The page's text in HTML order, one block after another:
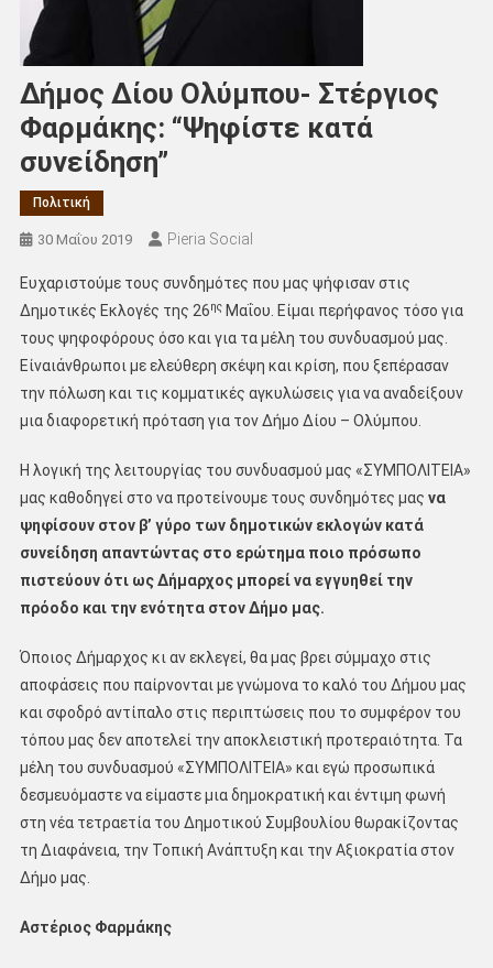
Δήμος Δίου Ολύμπου- Στέργιος
Φαρμάκης: “Ψηφίστε κατά
συνείδηση”
Πολιτική
30 Μαΐου 2019 Pieria Social
Ευχαριστούμε τους συνδημότες που μας ψήφισαν στις
Δημοτικές Εκλογές της 26ηςΜαΐου. Είμαι περήφανος τόσο για
τους ψηφοφόρους όσο και για τα μέλη του συνδυασμού μας.
Είναιάνθρωποι με ελεύθερη σκέψη και κρίση, που ξεπέρασαν
την πόλωση και τις κομματικές αγκυλώσεις για να αναδείξουν
μια διαφορετική πρόταση για τον Δήμο Δίου – Ολύμπου.
Η λογική της λειτουργίας του συνδυασμού μας «ΣΥΜΠΟΛΙΤΕΙΑ»
μας καθοδηγεί στο να προτείνουμε τους συνδημότες μας να
ψηφίσουν στον β’ γύρο των δημοτικών εκλογών κατά
συνείδηση απαντώντας στο ερώτημα ποιο πρόσωπο
πιστεύουν ότι ως Δήμαρχος μπορεί να εγγυηθεί την
πρόοδο και την ενότητα στον Δήμο μας.
Όποιος Δήμαρχος κι αν εκλεγεί, θα μας βρει σύμμαχο στις
αποφάσεις που παίρνονται με γνώμονα το καλό του Δήμου μας
και σφοδρό αντίπαλο στις περιπτώσεις που το συμφέρον του
τόπου μας δεν αποτελεί την αποκλειστική προτεραιότητα. Τα
μέλη του συνδυασμού «ΣΥΜΠΟΛΙΤΕΙΑ» και εγώ προσωπικά
δεσμευόμαστε να είμαστε μια δημοκρατική και έντιμη φωνή
στη νέα τετραετία του Δημοτικού Συμβουλίου θωρακίζοντας
τη Διαφάνεια, την Τοπική Ανάπτυξη και την Αξιοκρατία στον
Δήμο μας.
Αστέριος Φαρμάκης